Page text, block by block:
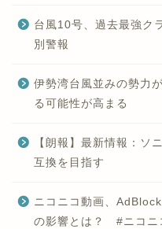
台風10号、過去最強ク
別警報
伊勢湾台風並みの勢力
る可能性が高まる
【朗報】最新情報：ソ
互換を目指す
ニコニコ動画、
の影響とは？ #ニコニ